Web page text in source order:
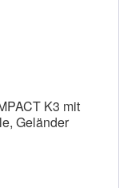
K3 mit
Geländer